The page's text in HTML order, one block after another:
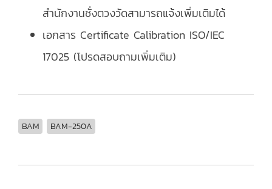
สำนักงานชั่งตวงวัดสามารถแจ้งเพิ่มเติมได้
เอกสาร Certificate Calibration ISO/IEC
17025 (โปรดสอบถามเพิ่มเติม)
BAM BAM-250A